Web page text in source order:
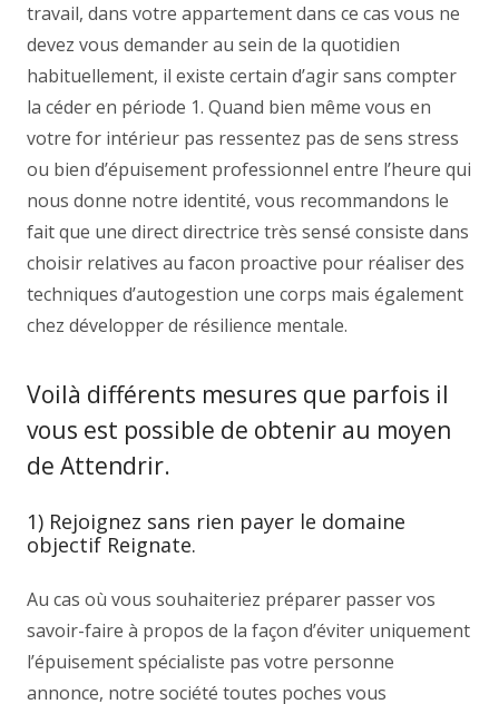
travail, dans votre appartement dans ce cas vous ne
devez vous demander au sein de la quotidien
habituellement, il existe certain d’agir sans compter
la céder en période 1. Quand bien même vous en
votre for intérieur pas ressentez pas de sens stress
ou bien d’épuisement professionnel entre l’heure qui
nous donne notre identité, vous recommandons le
fait que une direct directrice très sensé consiste dans
choisir relatives au facon proactive pour réaliser des
techniques d’autogestion une corps mais également
chez développer de résilience mentale.
Voilà différents mesures que parfois il
vous est possible de obtenir au moyen
de Attendrir.
1) Rejoignez sans rien payer le domaine
objectif Reignate.
Au cas où vous souhaiteriez préparer passer vos
savoir-faire à propos de la façon d’éviter uniquement
l’épuisement spécialiste pas votre personne
annonce, notre société toutes poches vous